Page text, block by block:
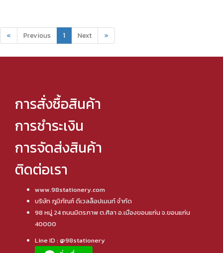
« Previous 1 Next »
การสั่งซื้อสินค้า
การชำระเงิน
การจัดส่งสินค้า
ติดต่อเรา
www.98stationery.com
บริษัท ภูมิภัณฑ์ ดีเวลล็อปเมนท์ จำกัด
98 หมู่ 24 ถนนมิตรภาพ ต.ศิลา อ.เมืองขอนแก่น จ.ขอนแก่น
40000
Line ID : @98stationery